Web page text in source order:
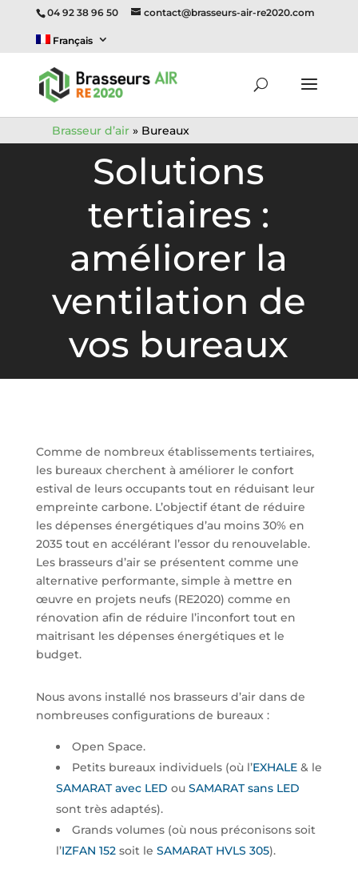
Brasseur d’air» Bureaux
04 92 38 96 50 contact@brasseurs-air-re2020.com
Français
Solutions
tertiaires :
améliorer la
ventilation de
vos bureaux
Comme de nombreux établissements tertiaires,
les bureaux cherchent à améliorer le confort
estival de leurs occupants tout en réduisant leur
empreinte carbone. L’objectif étant de réduire
les dépenses énergétiques d’au moins 30% en
2035 tout en accélérant l’essor du renouvelable.
Les brasseurs d’air se présentent comme une
alternative performante, simple à mettre en
œuvre en projets neufs (RE2020) comme en
rénovation afin de réduire l’inconfort tout en
maitrisant les dépenses énergétiques et le
budget.
Nous avons installé nos brasseurs d’air dans de
nombreuses configurations de bureaux :
Open Space.
Petits bureaux individuels (où l’EXHALE& le
SAMARAT avec LED ou SAMARAT sans LED
sont très adaptés).
Grands volumes (où nous préconisons soit
l’IZFAN 152soit le SAMARAT HVLS 305).